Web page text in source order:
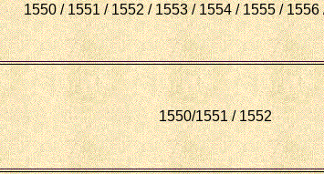
1550 / 1551 / 1552 / 1553 / 1554 / 1555 / 1556
1550/1551 / 1552